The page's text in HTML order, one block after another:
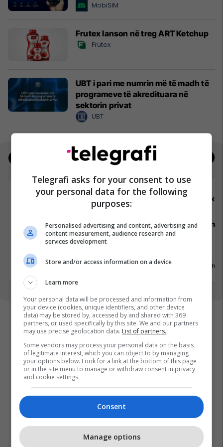
MobiSIM
Frutex lanson në treg ART Ketchup
Frutex
UBT i pari me numrin më të madh të
programeve të akredituara në
sektorin privat
UBT
Real Estate
Telegrafi
Video Editor/Kameraman (3 pozita)
Prishtinë
20 Korrik 2026
Punëtor në
20 Gusht
Telegrafi asks for your consent to use
your personal data for the following
purposes:
Personalised advertising and content, advertising and
content measurement, audience research and
services development
Store and/or access information on a device
Learn more
Your personal data will be processed and information from
your device (cookies, unique identifiers, and other device
data) may be stored by, accessed by and shared with 369
partners, or used specifically by this site. We and our partners
may use precise geolocation data. List of partners.
Some vendors may process your personal data on the basis
of legitimate interest, which you can object to by managing
your options below. Look for a link at the bottom of this page
or in the site menu to manage or withdraw consent in privacy
and cookie settings.
Consent
Manage options